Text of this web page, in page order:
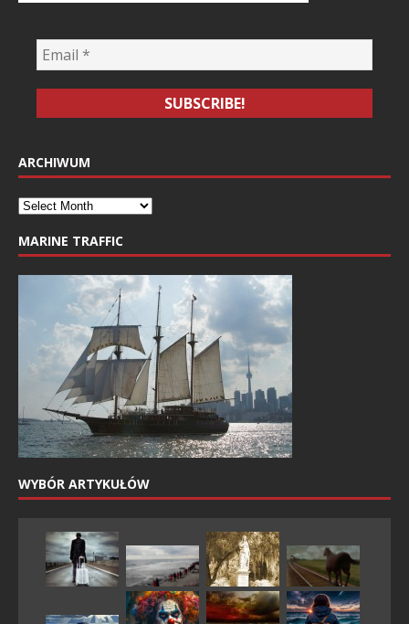
ARCHIWUM
MARINE TRAFFIC
WYBÓR ARTYKUŁÓW